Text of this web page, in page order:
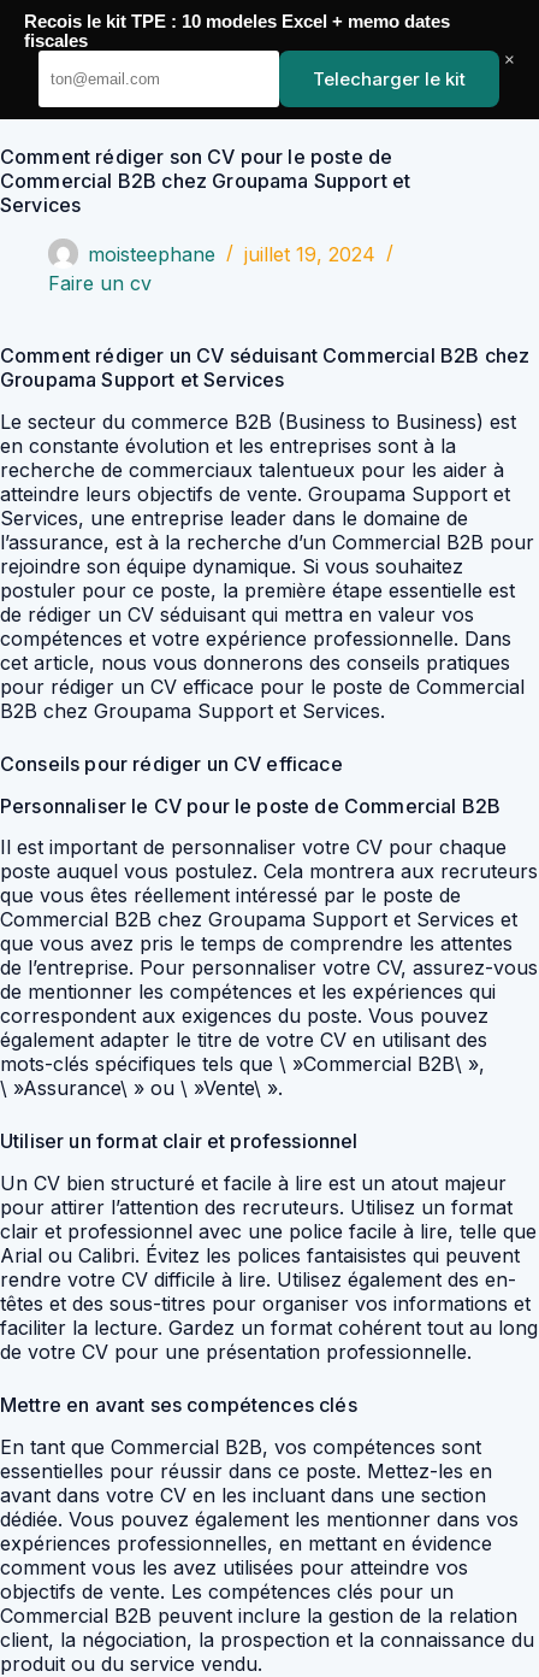
Passer
contenu
YoupiJobs
Comment rédiger son CV pour le poste de
Commercial B2B chez Groupama Support et
Services
moisteephane
juillet 19, 2024
Faire un cv
Comment rédiger un CV séduisant Commercial B2B chez
Groupama Support et Services
Le secteur du commerce B2B (Business to Business) est
en constante évolution et les entreprises sont à la
recherche de commerciaux talentueux pour les aider à
atteindre leurs objectifs de vente. Groupama Support et
Services, une entreprise leader dans le domaine de
l’assurance, est à la recherche d’un Commercial B2B pour
rejoindre son équipe dynamique. Si vous souhaitez
postuler pour ce poste, la première étape essentielle est
de rédiger un CV séduisant qui mettra en valeur vos
compétences et votre expérience professionnelle. Dans
cet article, nous vous donnerons des conseils pratiques
pour rédiger un CV efficace pour le poste de Commercial
B2B chez Groupama Support et Services.
Conseils pour rédiger un CV efficace
Personnaliser le CV pour le poste de Commercial B2B
Il est important de personnaliser votre CV pour chaque
poste auquel vous postulez. Cela montrera aux recruteurs
que vous êtes réellement intéressé par le poste de
Commercial B2B chez Groupama Support et Services et
que vous avez pris le temps de comprendre les attentes
de l’entreprise. Pour personnaliser votre CV, assurez-vous
de mentionner les compétences et les expériences qui
correspondent aux exigences du poste. Vous pouvez
également adapter le titre de votre CV en utilisant des
mots-clés spécifiques tels que \ »Commercial B2B\ »,
\ »Assurance\ » ou \ »Vente\ ».
Utiliser un format clair et professionnel
Un CV bien structuré et facile à lire est un atout majeur
pour attirer l’attention des recruteurs. Utilisez un format
clair et professionnel avec une police facile à lire, telle que
Arial ou Calibri. Évitez les polices fantaisistes qui peuvent
rendre votre CV difficile à lire. Utilisez également des en-
têtes et des sous-titres pour organiser vos informations et
faciliter la lecture. Gardez un format cohérent tout au long
de votre CV pour une présentation professionnelle.
Mettre en avant ses compétences clés
En tant que Commercial B2B, vos compétences sont
essentielles pour réussir dans ce poste. Mettez-les en
avant dans votre CV en les incluant dans une section
dédiée. Vous pouvez également les mentionner dans vos
expériences professionnelles, en mettant en évidence
comment vous les avez utilisées pour atteindre vos
objectifs de vente. Les compétences clés pour un
Commercial B2B peuvent inclure la gestion de la relation
client, la négociation, la prospection et la connaissance du
produit ou du service vendu.
Recois le kit TPE : 10 modeles Excel + memo dates
fiscales
Telecharger le kit
×